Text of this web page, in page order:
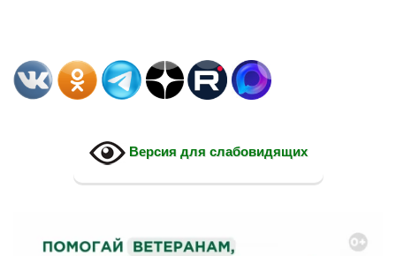
Версия для слабовидящих